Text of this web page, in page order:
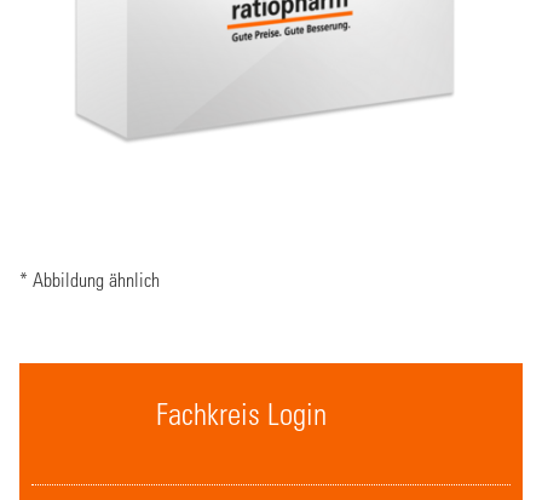
* Abbildung ähnlich
Fachkreis Login